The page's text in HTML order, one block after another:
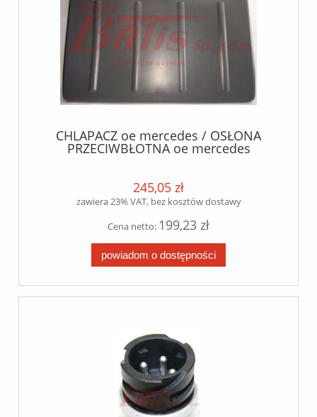
CHLAPACZ oe mercedes / OSŁONA
PRZECIWBŁOTNA oe mercedes
245,05 zł
zawiera 23% VAT, bez kosztów dostawy
Cena netto: 199,23 zł
powiadom o dostępności